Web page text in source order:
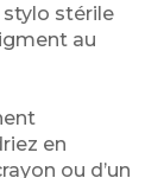
stylo stérile
au
en
ou d’un